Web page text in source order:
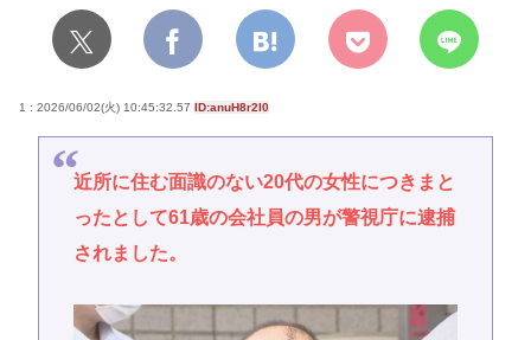
1 : 2026/06/02(火) 10:45:32.57 ID:anuH8r2I0
近所に住む面識のない20代の女性につきまと
ったとして61歳の会社員の男が警視庁に逮捕
されました。